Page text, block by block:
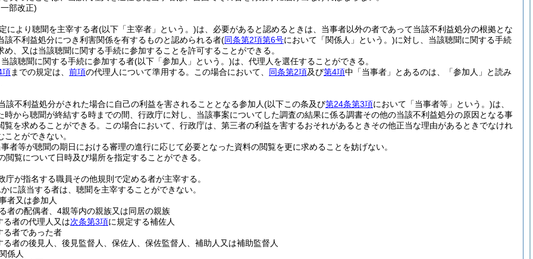
部改正)
により聴聞を主宰する者(以下「主宰者」という。)は、必要があると認めるときは、当事者以外の者であって当該不利益処分の根拠とな
該不利益処分につき利害関係を有するものと認められる者(同条第2項第6号において「関係人」という。)に対し、当該聴聞に関する手続
め、又は当該聴聞に関する手続に参加することを許可することができる。
該聴聞に関する手続に参加する者(以下「参加人」という。)は、代理人を選任することができる。
項までの規定は、 前項の代理人について準用する。 この場合において、 同条第2項及び第4項中「当事者」とあるのは、「参加人」と読み
該不利益処分がされた場合に自己の利益を害されることとなる参加人(以下この条及び第24条第3項において「当事者等」という。)は、
時から聴聞が終結する時までの間、行政庁に対し、当該事案についてした調査の結果に係る調書その他の当該不利益処分の原因となる事
を求めることができる。
この場合において、行政庁は、第三者の利益を害するおそれがあるときその他正当な理由があるときでなけれ
とができない。
者等が聴聞の期日における審理の進行に応じて必要となった資料の閲覧を更に求めることを妨げない。
閲覧について日時及び場所を指定することができる。
庁が指名する職員その他規則で定める者が主宰する。
に該当する者は、聴聞を主宰することができない。
者又は参加人
者の配偶者、4親等内の親族又は同居の親族
る者の代理人又は次条第3項に規定する補佐人
る者であった者
る者の後見人、後見監督人、保佐人、保佐監督人、補助人又は補助監督人
係人